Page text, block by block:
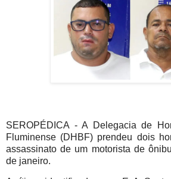
SEROPÉDICA - A Delegacia de
Fluminense (DHBF) prendeu dois
assassinato de um motorista de
de janeiro.